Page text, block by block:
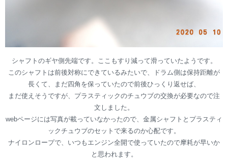
シャフトのギヤ側先端です。ここもすり減って滑っていたようです。
このシャフトは前後対称にできているみたいで、ドラム側は保持距離が
長くて、まだ四角を保っていたので前後ひっくり返せば、
まだ使えそうですが、プラスティックのチュウブの交換が必要なので注
文しました。
webページには写真が載っていなかったので、金属シャフトとプラスティ
ックチュウブのセットで来るのか心配です。
ナイロンロープで、いつもエンジン全開で使っていたので摩耗が早いか
と思われます。